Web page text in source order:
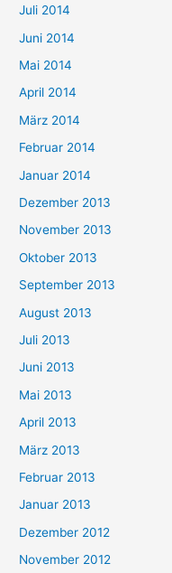
Juli 2014
Juni 2014
Mai 2014
April 2014
März 2014
Februar 2014
Januar 2014
Dezember 2013
November 2013
Oktober 2013
September 2013
August 2013
Juli 2013
Juni 2013
Mai 2013
April 2013
März 2013
Februar 2013
Januar 2013
Dezember 2012
November 2012